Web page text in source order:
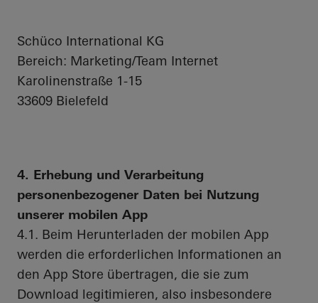
Schüco International KG
Bereich: Marketing/Team Internet
Karolinenstraße 1-15
33609 Bielefeld
4. Erhebung und Verarbeitung
personenbezogener Daten bei Nutzung
unserer mobilen App
4.1. Beim Herunterladen der mobilen App
werden die erforderlichen Informationen an
den App Store übertragen, die sie zum
Download legitimieren, also insbesondere